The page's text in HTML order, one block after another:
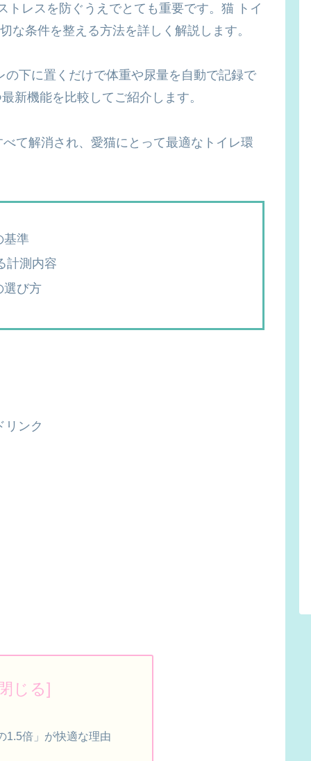
レスを防ぐうえでとても重要です。猫 トイ
な条件を整える方法を詳しく解説します。
下に置くだけで体重や尿量を自動で記録で
新機能を比較してご紹介します。
て解消され、愛猫にとって最適なトイレ環
基準
計測内容
選び方
リンク
1.5倍」が快適な理由